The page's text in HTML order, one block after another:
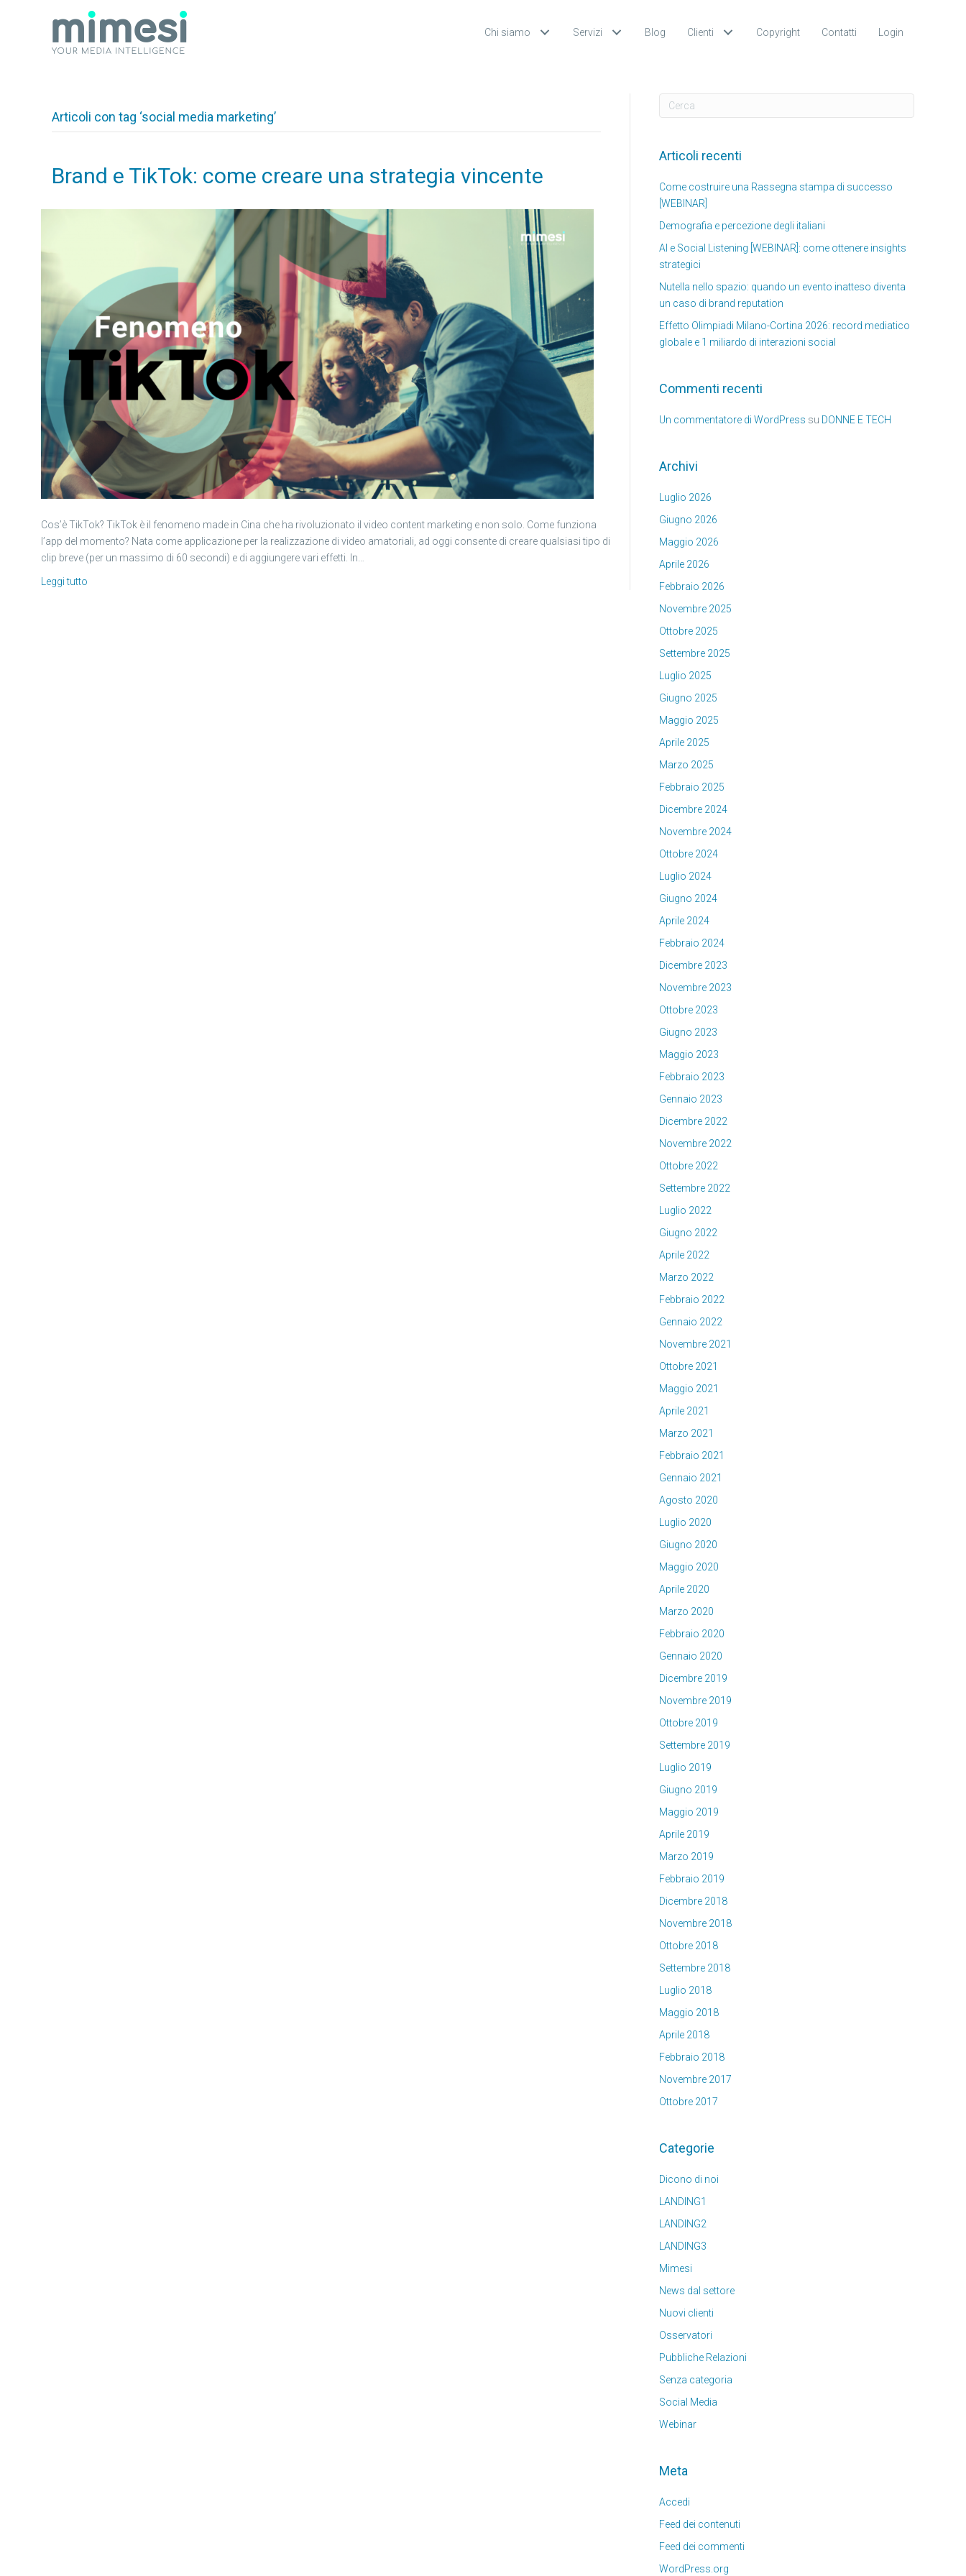
Chi siamo Servizi Blog Clienti Copyright Contatti Login
Articoli con tag ‘social media marketing’
Brand e TikTok: come creare una strategia vincente
Cos’è TikTok? TikTok è il fenomeno made in Cina che ha rivoluzionato il video content marketing e non solo. Come funziona
l’app del momento? Nata come applicazione per la realizzazione di video amatoriali, ad oggi consente di creare qualsiasi tipo di
clip breve (per un massimo di 60 secondi) e di aggiungere vari effetti. In…
Leggi tutto
Articoli recenti
Come costruire una Rassegna stampa di successo
[WEBINAR]
Demografia e percezione degli italiani
AI e Social Listening [WEBINAR]: come ottenere insights
strategici
Nutella nello spazio: quando un evento inatteso diventa
un caso di brand reputation
Effetto Olimpiadi Milano-Cortina 2026: record mediatico
globale e 1 miliardo di interazioni social
Commenti recenti
Un commentatore di WordPress su DONNE E TECH
Archivi
Luglio 2026
Giugno 2026
Maggio 2026
Aprile 2026
Febbraio 2026
Novembre 2025
Ottobre 2025
Settembre 2025
Luglio 2025
Giugno 2025
Maggio 2025
Aprile 2025
Marzo 2025
Febbraio 2025
Dicembre 2024
Novembre 2024
Ottobre 2024
Luglio 2024
Giugno 2024
Aprile 2024
Febbraio 2024
Dicembre 2023
Novembre 2023
Ottobre 2023
Giugno 2023
Maggio 2023
Febbraio 2023
Gennaio 2023
Dicembre 2022
Novembre 2022
Ottobre 2022
Settembre 2022
Luglio 2022
Giugno 2022
Aprile 2022
Marzo 2022
Febbraio 2022
Gennaio 2022
Novembre 2021
Ottobre 2021
Maggio 2021
Aprile 2021
Marzo 2021
Febbraio 2021
Gennaio 2021
Agosto 2020
Luglio 2020
Giugno 2020
Maggio 2020
Aprile 2020
Marzo 2020
Febbraio 2020
Gennaio 2020
Dicembre 2019
Novembre 2019
Ottobre 2019
Settembre 2019
Luglio 2019
Giugno 2019
Maggio 2019
Aprile 2019
Marzo 2019
Febbraio 2019
Dicembre 2018
Novembre 2018
Ottobre 2018
Settembre 2018
Luglio 2018
Maggio 2018
Aprile 2018
Febbraio 2018
Novembre 2017
Ottobre 2017
Categorie
Dicono di noi
LANDING1
LANDING2
LANDING3
Mimesi
News dal settore
Nuovi clienti
Osservatori
Pubbliche Relazioni
Senza categoria
Social Media
Webinar
Meta
Accedi
Feed dei contenuti
Feed dei commenti
WordPress.org